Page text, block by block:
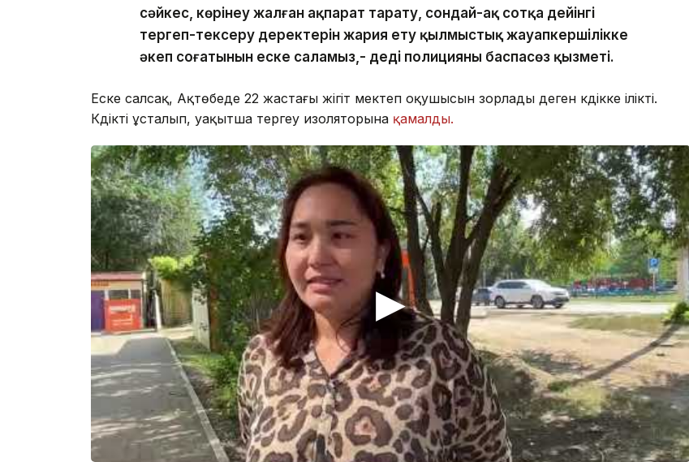
сәйкес, көрінеу жалған ақпарат тарату, сондай-ақ сотқа дейінгі
тергеп-тексеру деректерін жария ету қылмыстық жауапкершілікке
әкеп соғатынын еске саламыз,- деді полицияның баспасөз қызметі.
Еске салсақ, Ақтөбеде 22 жастағы жігіт мектеп оқушысын зорлады деген күдікке ілікті.
Күдікті ұсталып, уақытша тергеу изоляторына қамалды.